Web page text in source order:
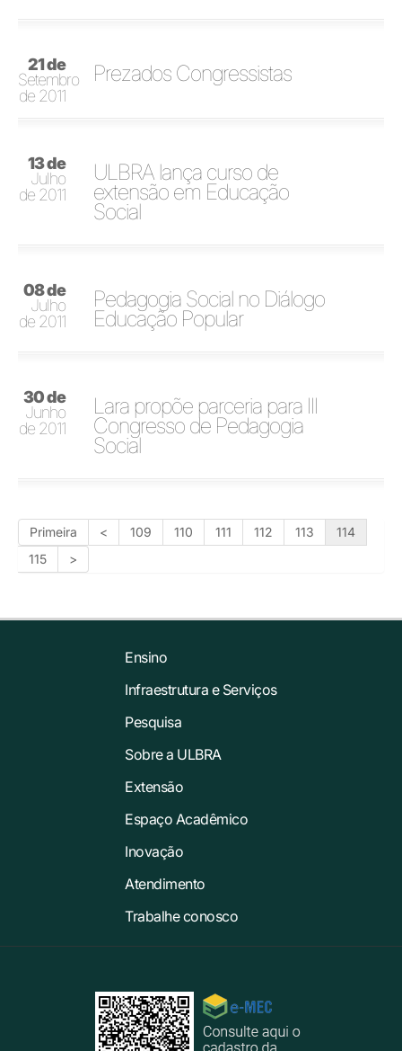
21 de
Setembro
de 2011
Prezados Congressistas
13 de
Julho
de 2011
ULBRA lança curso de
extensão em Educação
Social
08 de
Julho
de 2011
Pedagogia Social no Diálogo
Educação Popular
30 de
Junho
de 2011
Lara propõe parceria para III
Congresso de Pedagogia
Social
Primeira < 109 110 111 112 113
114
115
>
Ensino
Infraestrutura e Serviços
Pesquisa
Sobre a ULBRA
Extensão
Espaço Acadêmico
Inovação
Atendimento
Trabalhe conosco